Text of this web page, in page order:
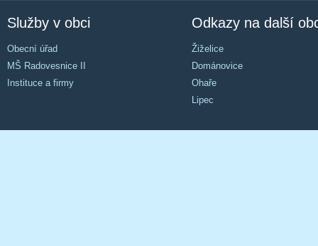
Služby v obci
Obecní úřad
MŠ Radovesnice II
Instituce a firmy
Odkazy na další
Žiželice
Dománovice
Ohaře
Lipec